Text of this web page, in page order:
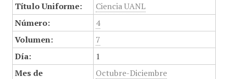
Título Uniforme:
Ciencia UANL
Número:
4
Volumen:
7
Día:
1
Mes de
Octubre-Diciembre